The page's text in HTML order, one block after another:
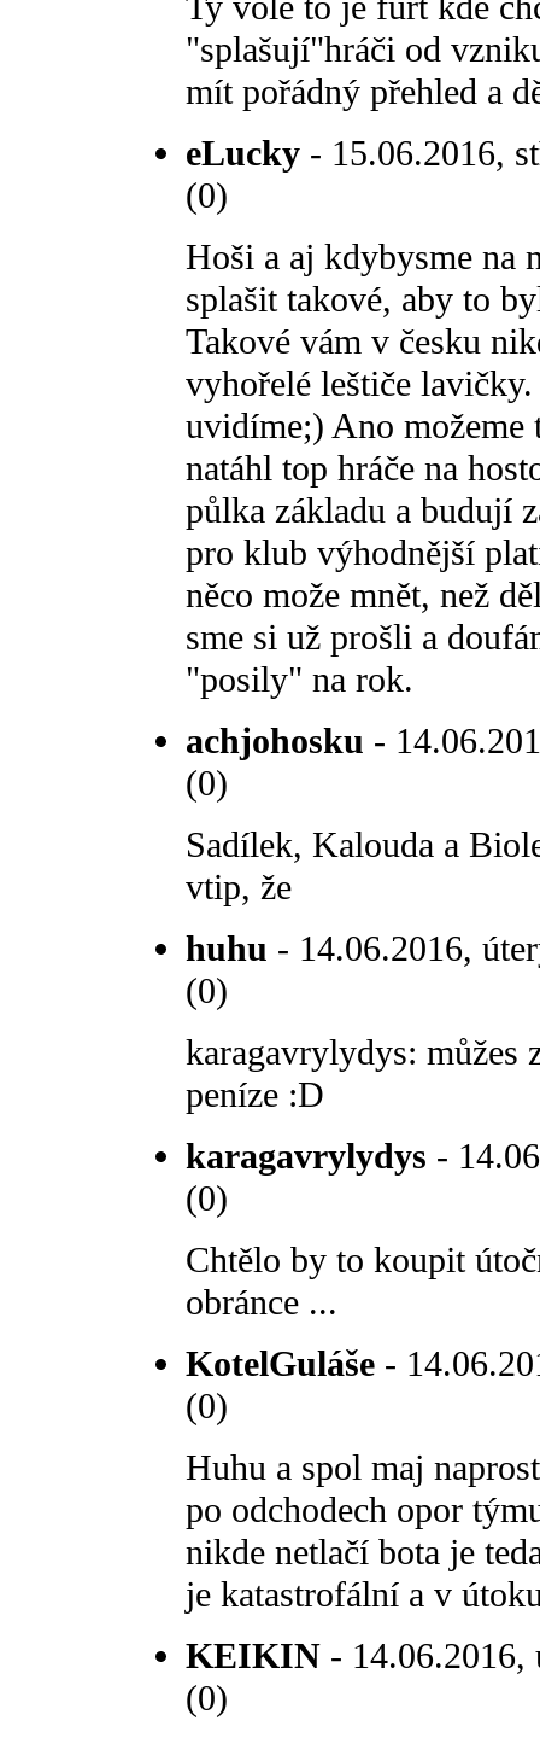
"splašují"hráči od
mít pořádný přehled a
eLucky - 15.06.2016,
(0)
Hoši a aj kdybysme na
splašit takové, aby to
Takové vám v česku
vyhořelé leštiče
uvidíme;) Ano
natáhl top hráče na
půlka základu a budují
pro klub výhodnější
něco može mnět, než
sme si už prošli a
"posily" na rok.
achjohosku -
(0)
Sadílek, Kalouda a
vtip, že
huhu - 14.06.2016,
(0)
karagavrylydys: můžes
peníze :D
karagavrylydys -
(0)
Chtělo by to koupit
obránce ...
KotelGuláše -
(0)
Huhu a spol maj
po odchodech opor
nikde netlačí bota je
je katastrofální a v
KEIKIN - 14.06.2016,
(0)